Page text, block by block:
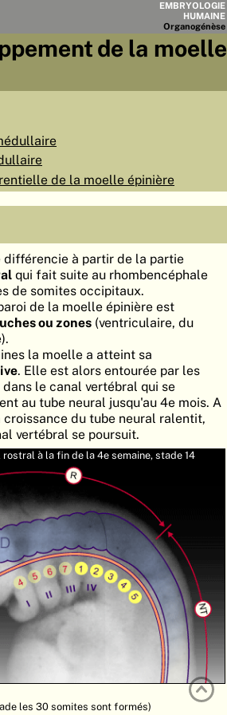
EMBRYOLOGIE
HUMAINE
Organogénèse
LISTE DES CHAPITRES
◀PAGES
ACCUEIL
EMBRYOGÉNÈSE
ORGANOGÉNÈSE
ATLASEMBRYOLOGY
RECHERCHER
de la moelle
de la moelle épinière
différencie à partir de la partie
qui fait suite au rhombencéphale
de somites occipitaux.
de la moelle épinière est
ou zones (ventriculaire, du
la moelle a atteint sa
. Elle est alors entourée par les
le canal vertébral qui se
au tube neural jusqu'au 4e mois. A
du tube neural ralentit,
vertébral se poursuit.
à la fin de la 4e semaine, stade 14
les 30 somites sont formés)